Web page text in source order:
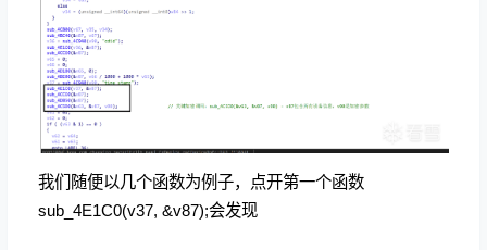
我们随便以几个函数为例子，点开第一个函数
sub_4E1C0(v37, &v87);会发现